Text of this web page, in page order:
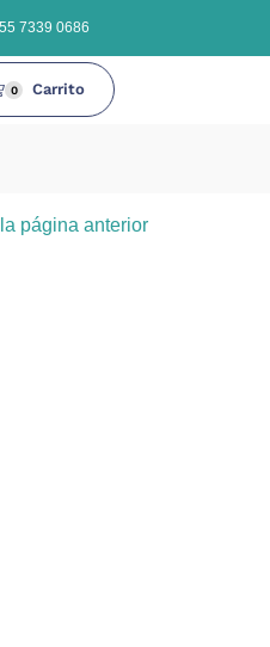
7339 0686
0 Carrito
página anterior